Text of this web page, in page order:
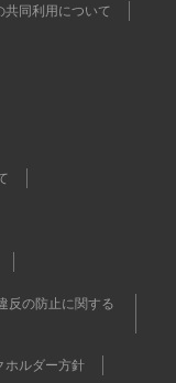
同利用について
反の防止に関する
ホルダー方針